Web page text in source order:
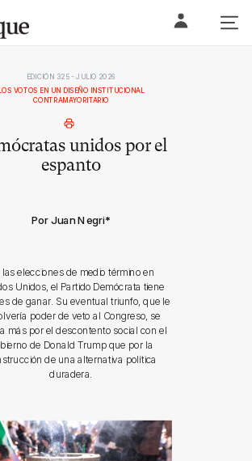
EDICIÓN 325 - JULIO 2026
VOTOS EN UN DISEÑO INSTITUCIONAL
CONTRAMAYORITARIO
unidos por el
espanto
Por Juan Negri*
las elecciones de medio término en
Unidos, el Partido Demócrata tiene
de ganar. Su eventual triunfo, que le
poder de veto al Congreso, se
más por el descontento social con el
de Donald Trump que por la
de una alternativa política
duradera.